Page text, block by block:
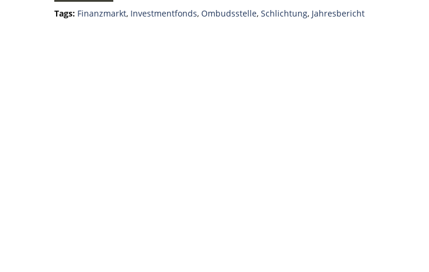
Tags: Finanzmarkt, Investmentfonds, Ombudsstelle, Schlichtung, Jahresbericht